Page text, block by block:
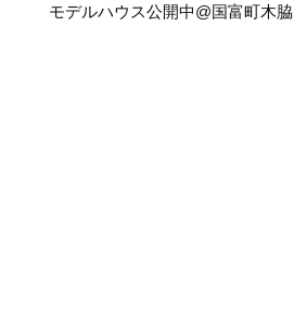
モデルハウス公開中@国富町木脇